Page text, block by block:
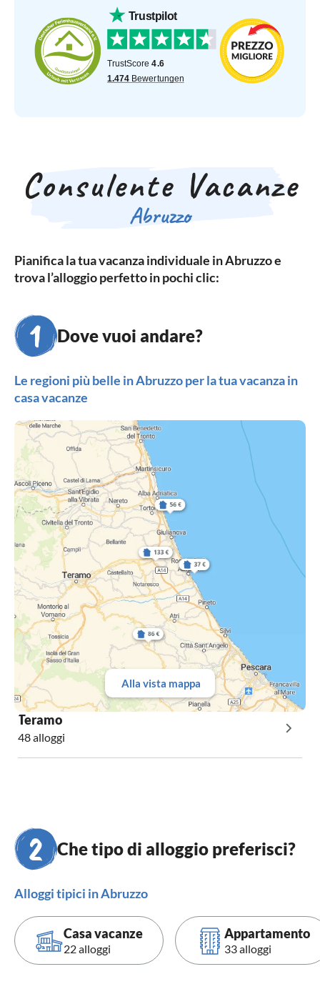
Consulente Vacanze
Abruzzo
Pianifica la tua vacanza individuale in Abruzzo e
trova l’alloggio perfetto in pochi clic:
Dove vuoi andare?
Le regioni più belle in Abruzzo per la tua vacanza in
casa vacanze
Alla vista mappa
Teramo
48 alloggi
Che tipo di alloggio preferisci?
Alloggi tipici in Abruzzo
Casa vacanze
22 alloggi
Appartamento
33 alloggi